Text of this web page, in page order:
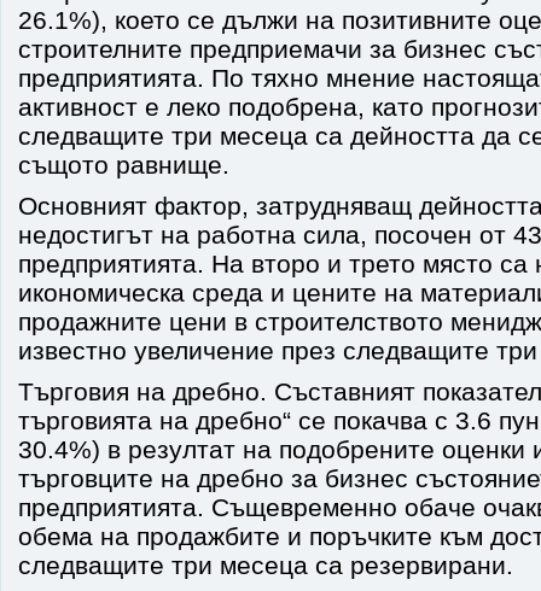
26.1%), което се дължи на позитивните
строителните предприемачи за бизнес
предприятията. По тяхно мнение
активност е леко подобрена, като
следващите три месеца са дейността да
същото равнище.
Основният фактор, затрудняващ
недостигът на работна сила, посочен от
предприятията. На второ и трето място са
икономическа среда и цените на
продажните цени в строителството
известно увеличение през следващите
Търговия на дребно. Съставният
търговията на дребно“ се покачва с 3.6
30.4%) в резултат на подобрените оценки
търговците на дребно за бизнес
предприятията. Същевременно обаче
обема на продажбите и поръчките към
следващите три месеца са резервирани.